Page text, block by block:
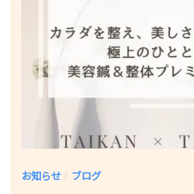
お知らせ / ブログ